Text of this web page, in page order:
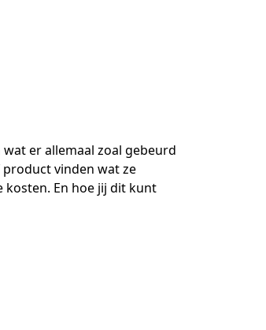
er allemaal zoal gebeurd
vinden wat ze
En hoe jij dit kunt